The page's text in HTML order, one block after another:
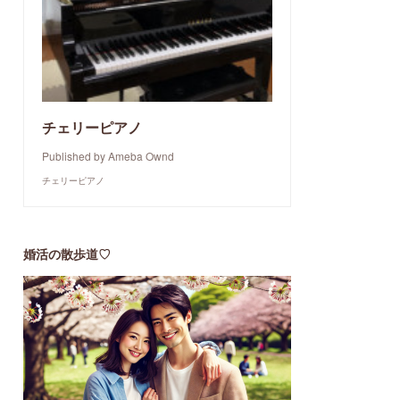
チェリーピアノ
Published by Ameba Ownd
チェリーピアノ
婚活の散歩道♡